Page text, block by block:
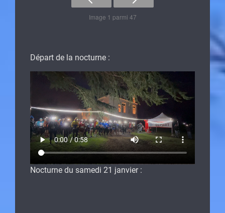
Image 1 parmi 47
Départ de la nocturne :
Nocturne du samedi 21 janvier :